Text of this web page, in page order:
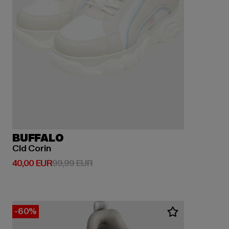
BUFFALO
Cld Corin
40,00 EUR
Derzeitiger Preis: 40,00 EUR
99,99 EURAktionspreis: 99,99 EUR
-60%